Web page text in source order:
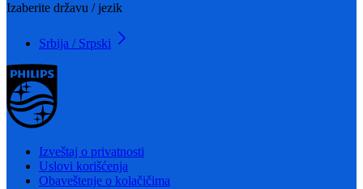
Izaberite državu / jezik
Srbija / Srpski
Izveštaj o privatnosti
Uslovi korišćenja
Obaveštenje o kolačičima